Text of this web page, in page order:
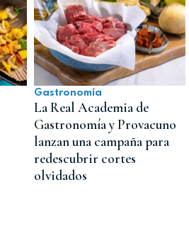
Gastronomía
La Real Academia de
Gastronomía y Provacuno
lanzan una campaña para
redescubrir cortes
olvidados